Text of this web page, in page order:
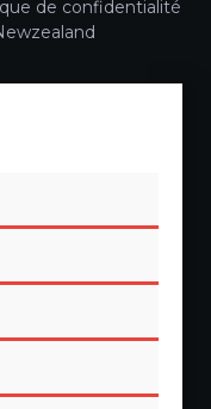
de confidentialité